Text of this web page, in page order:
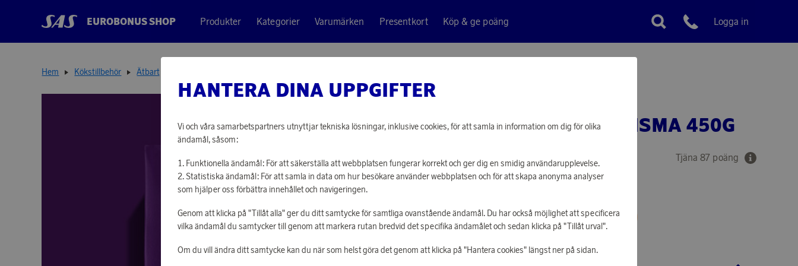
EUROBONUS SHOP Produkter Kategorier Varumärken Presentkort Köp & ge poäng Kundservice
Logga in
Hem Kökstillbehör Ätbart
BRYGGKAFFE KHARISMA 450G
2 780 poäng
eller86 kr
Tjäna 87 poäng
LOGGA IN FÖR ATT KUNNA HANDLA
HANTERA DINA UPPGIFTER
Vi och våra samarbetspartners utnyttjar tekniska lösningar, inklusive cookies, för att samla in information om dig för olika
ändamål, såsom:
Funktionella ändamål: För att säkerställa att webbplatsen fungerar korrekt och ger dig en smidig användarupplevelse.
Statistiska ändamål: För att samla in data om hur besökare använder webbplatsen och för att skapa anonyma analyser
som hjälper oss förbättra innehållet och navigeringen.
Genom att klicka på "Tillåt alla" ger du ditt samtycke för samtliga ovanstående ändamål. Du har också möjlighet att specificera
vilka ändamål du samtycker till genom att markera rutan bredvid det specifika ändamålet och sedan klicka på "Tillåt urval".
Om du vill ändra ditt samtycke kan du när som helst göra det genom att klicka på "Hantera cookies" längst ner på sidan.